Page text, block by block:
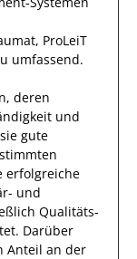
ProLeiT
umfassend.
deren
und
sie gute
erfolgreiche
und
Qualitäts-
Darüber
Anteil an der